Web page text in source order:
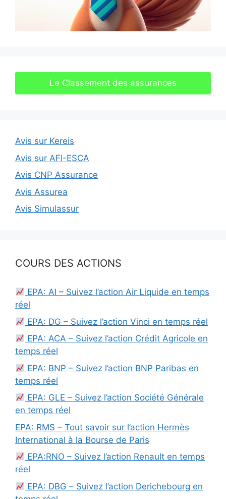
Le Classement des assurances
Avis sur Kereis
Avis sur AFI-ESCA
Avis CNP Assurance
Avis Assurea
Avis Simulassur
COURS DES ACTIONS
EPA: AI – Suivez l’action Air Liquide en temps
réel
EPA: DG – Suivez l’action Vinci en temps réel
EPA: ACA – Suivez l’action Crédit Agricole en
temps réel
EPA: BNP – Suivez l’action BNP Paribas en
temps réel
EPA: GLE – Suivez l’action Société Générale
en temps réel
EPA: RMS – Tout savoir sur l’action Hermès
International à la Bourse de Paris
EPA:RNO – Suivez l’action Renault en temps
réel
EPA: DBG – Suivez l’action Derichebourg en